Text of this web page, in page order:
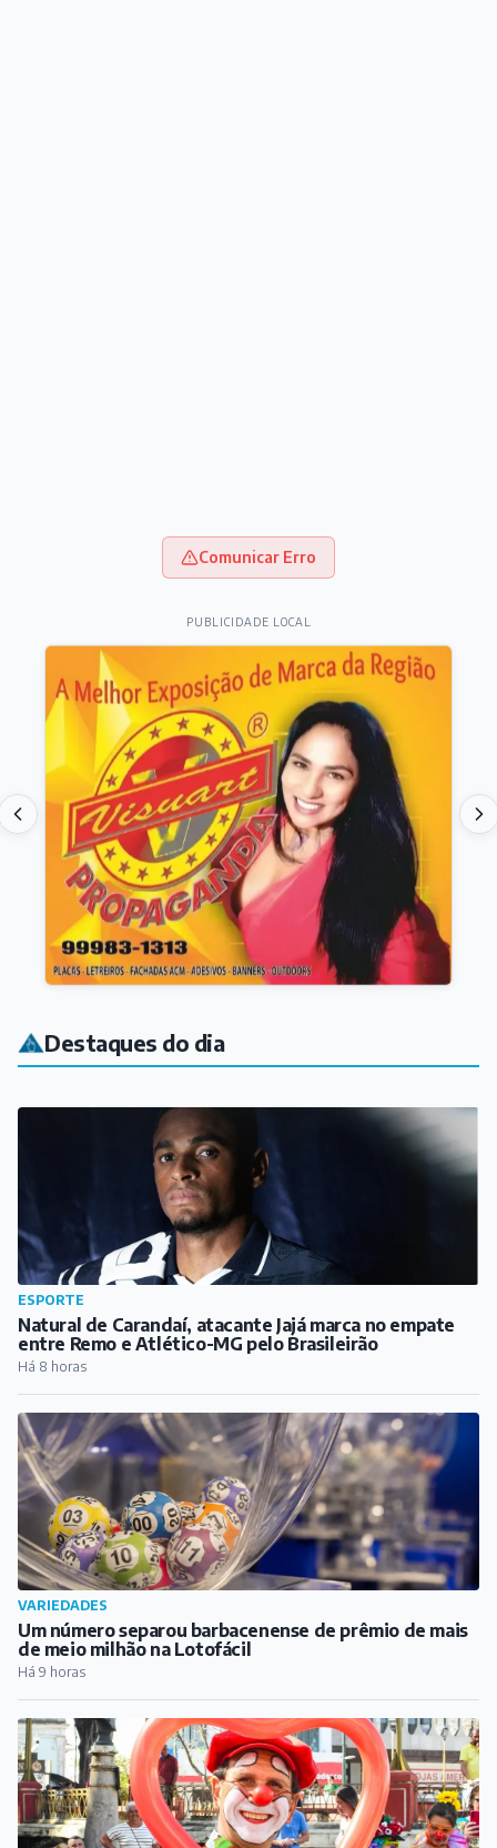
Comunicar Erro
PUBLICIDADE LOCAL
Destaques do dia
ESPORTE
Natural de Carandaí, atacante Jajá marca no empate
entre Remo e Atlético-MG pelo Brasileirão
Há 8 horas
VARIEDADES
Um número separou barbacenense de prêmio de mais
de meio milhão na Lotofácil
Há 9 horas